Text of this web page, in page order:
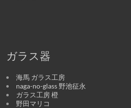
ガラス器
海馬 ガラス工房
naga-no-glass 野池征永
ガラス工房 橙
野田マリコ